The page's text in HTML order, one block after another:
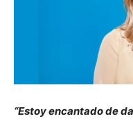
“Estoy encantado de